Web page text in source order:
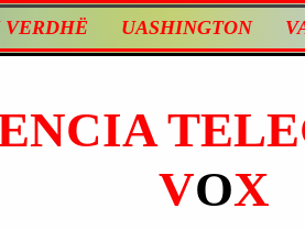
UASHINGTON
VOX